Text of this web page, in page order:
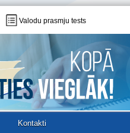
Valodu prasmju tests
Kontakti